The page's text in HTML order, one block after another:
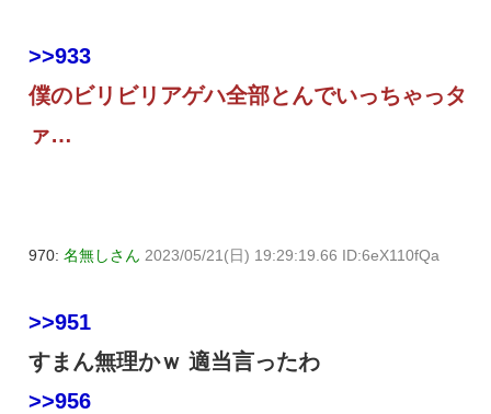
>>933
僕のビリビリアゲハ全部とんでいっちゃっタ
ァ…
970: 名無しさん 2023/05/21(日) 19:29:19.66 ID:6eX110fQa
>>951
すまん無理かｗ 適当言ったわ
>>956